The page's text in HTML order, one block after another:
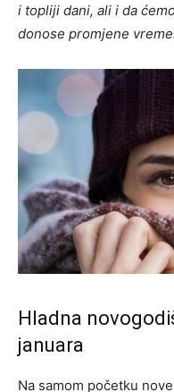
i topliji dani, ali i da
donose promjene
Hladna
januara
Na samom početku